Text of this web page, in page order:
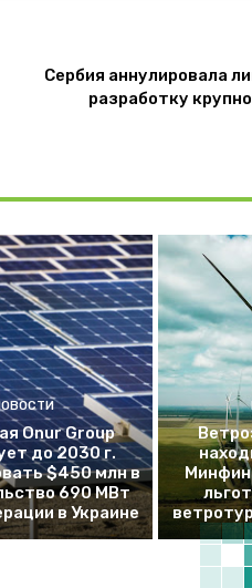
Сербия аннулировала
разработку
Onur Group
до 2030 г.
$450 млн в
690 МВт
в Украине